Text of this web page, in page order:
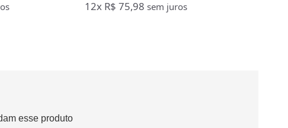
12x R$ 75,98 sem juros
esse produto